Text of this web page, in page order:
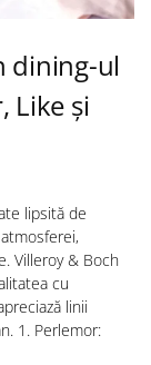
dining-ul
Like și
lipsită de
Villeroy & Boch
cu
linii
1. Perlemor: